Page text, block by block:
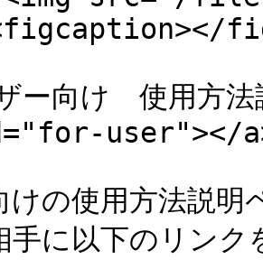
ー向け　使用
user"></
けの使用方法説
手に以下のリン